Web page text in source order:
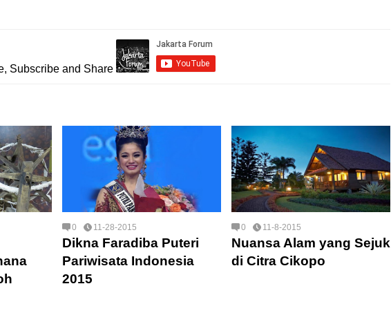
Subscribe and Share
0 11-28-2015
Dikna Faradiba Puteri
Pariwisata Indonesia
2015
0 11-8-2015
Nuansa Alam yang Sejuk
di Citra Cikopo